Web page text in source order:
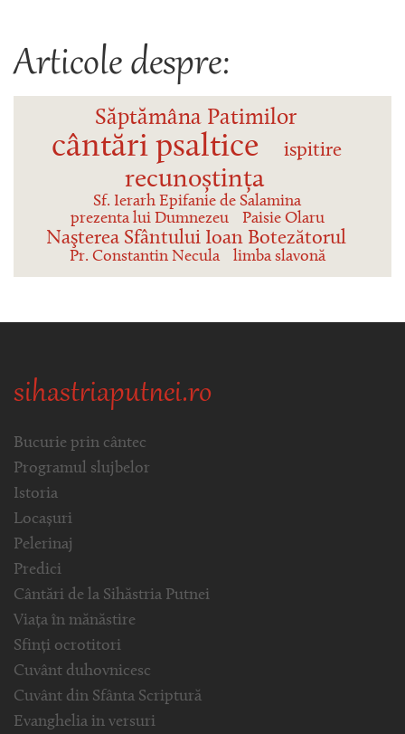
Articole despre:
Săptămâna Patimilor
cântări psaltice ispitire
recunoștința
Sf. Ierarh Epifanie de Salamina
prezenta lui Dumnezeu
Paisie Olaru
Naşterea Sfântului Ioan Botezătorul
Pr. Constantin Necula limba slavonă
sihastriaputnei.ro
Bucurie prin cântec
Programul slujbelor
Istoria
Locașuri
Pelerinaj
Predici
Cântări de la Sihăstria Putnei
Viața în mănăstire
Sfinți ocrotitori
Cuvânt duhovnicesc
Cuvânt din Sfânta Scriptură
Evanghelia in versuri